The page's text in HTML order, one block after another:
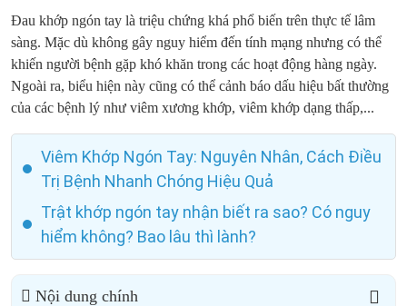
Đau khớp ngón tay là triệu chứng khá phổ biến trên thực tế lâm
sàng. Mặc dù không gây nguy hiểm đến tính mạng nhưng có thể
khiến người bệnh gặp khó khăn trong các hoạt động hàng ngày.
Ngoài ra, biểu hiện này cũng có thể cảnh báo dấu hiệu bất thường
của các bệnh lý như viêm xương khớp, viêm khớp dạng thấp,...
Viêm Khớp Ngón Tay: Nguyên Nhân, Cách Điều
Trị Bệnh Nhanh Chóng Hiệu Quả
Trật khớp ngón tay nhận biết ra sao? Có nguy
hiểm không? Bao lâu thì lành?
Nội dung chính